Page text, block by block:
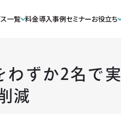
一覧 料金導入事例セミナーお役立ち
わずか2名で実
減